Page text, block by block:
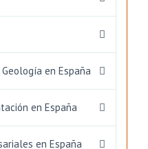
en España
en España
en España